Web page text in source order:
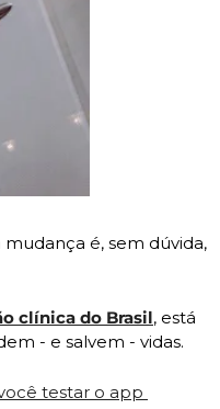
é, sem dúvida,
clínica do Brasil, está
- e salvem - vidas.
testar o app